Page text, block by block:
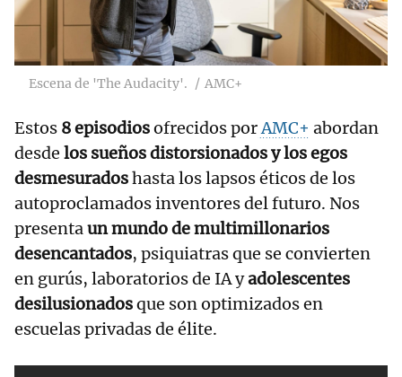
Escena de 'The Audacity'. AMC+
Estos 8 episodiosofrecidos porAMC+ abordan
desde los sueños distorsionados y los egos
desmesuradoshasta los lapsos éticos de los
autoproclamados inventores del futuro. Nos
presentaun mundo de multimillonarios
desencantados, psiquiatras que se convierten
en gurús, laboratorios de IA yadolescentes
desilusionadosque son optimizados en
escuelas privadas de élite.